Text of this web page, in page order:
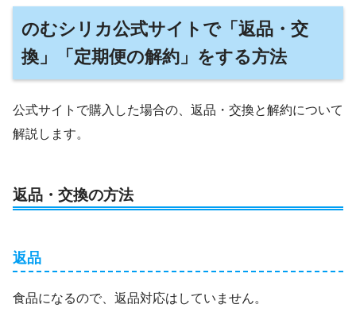
のむシリカ公式サイトで「返品・交
換」「定期便の解約」をする方法
公式サイトで購入した場合の、返品・交換と解約について
解説します。
返品・交換の方法
返品
食品になるので、返品対応はしていません。